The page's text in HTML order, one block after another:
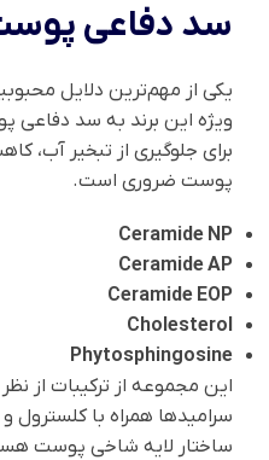
سد دفاعی
یکی از مهم‌ترین دلایل
ویژه این برند به سد
برای جلوگیری از تبخیر
پوست ضروری است.
Ceramide NP
Ceramide AP
Ceramide EOP
Cholesterol
Phytosphingosine
این مجموعه از ترکیبات از
سرامیدها همراه با کلسترول
ساختار لایه شاخی پوست